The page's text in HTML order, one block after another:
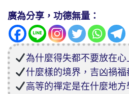
廣為分享，功德無量：
為什麼得失都不要放在心
什麼樣的境界，吉凶禍福
高等的禪定是在什麼地方